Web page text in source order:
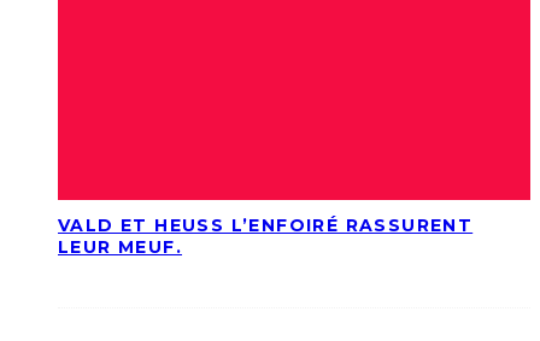
VALD ET HEUSS L’ENFOIRÉ RASSURENT
LEUR MEUF.